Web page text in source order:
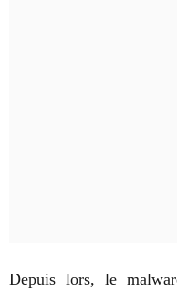
Depuis lors, le